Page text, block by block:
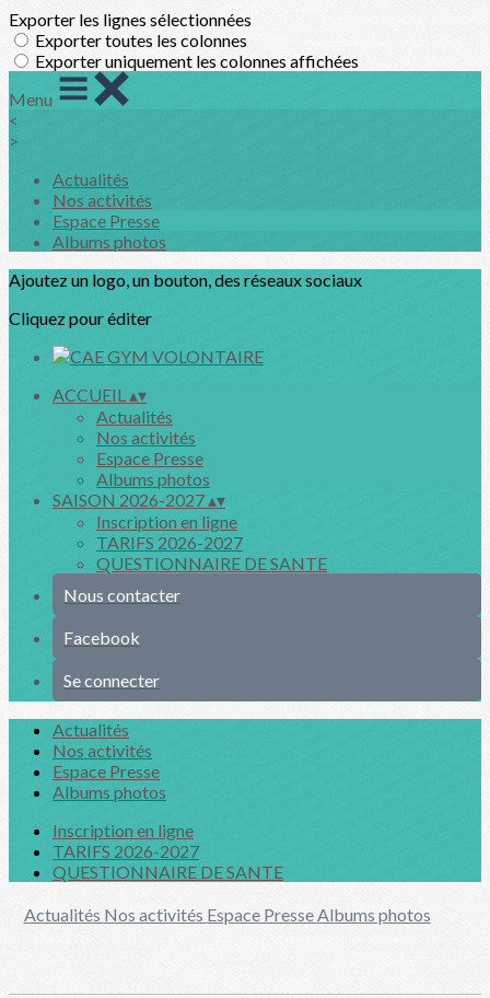
Exporter les lignes sélectionnées
Exporter toutes les colonnes
Exporter uniquement les colonnes affichées
Menu
<
>
Actualités
Nos activités
Espace Presse
Albums photos
Ajoutez un logo, un bouton, des réseaux sociaux
Cliquez pour éditer
ACCUEIL▴▾
Actualités
Nos activités
Espace Presse
Albums photos
SAISON 2026-2027▴▾
Inscription en ligne
TARIFS 2026-2027
QUESTIONNAIRE DE SANTE
Nous contacter
Facebook
Se connecter
Actualités
Nos activités
Espace Presse
Albums photos
Inscription en ligne
TARIFS 2026-2027
QUESTIONNAIRE DE SANTE
Actualités Nos activités Espace PresseAlbums photos